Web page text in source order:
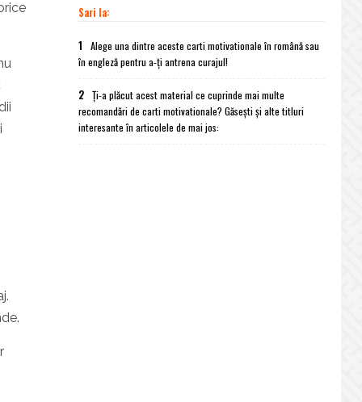
Sari la:
1 Alege una dintre aceste carti motivationale în română sau
în engleză pentru a-ți antrena curajul!
2 Ți-a plăcut acest material ce cuprinde mai multe
recomandări de carti motivationale? Găsești și alte titluri
interesante în articolele de mai jos: